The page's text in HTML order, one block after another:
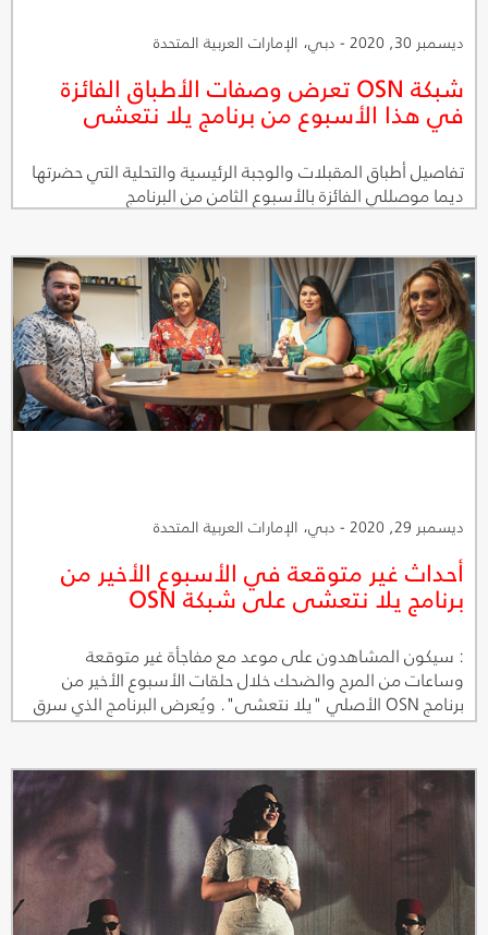
ديسمبر 30, 2020 - دبي، الإمارات العربية المتحدة
شبكة OSN تعرض وصفات الأطباق الفائزة
في هذا الأسبوع من برنامج يلا نتعشى
تفاصيل أطباق المقبلات والوجبة الرئيسية والتحلية التي حضرتها
ديما موصللي الفائزة بالأسبوع الثامن من البرنامج
ديسمبر 29, 2020 - دبي، الإمارات العربية المتحدة
أحداث غير متوقعة في الأسبوع الأخير من
برنامج يلا نتعشى على شبكة OSN
: سيكون المشاهدون على موعد مع مفاجأة غير متوقعة
وساعات من المرح والضحك خلال حلقات الأسبوع الأخير من
برنامج OSN الأصلي "يلا نتعشى". ويُعرض البرنامج الذي سرق
الأضواء منذ انطلاقه بعفويته الكبيرة ونقده الساخر على قناة